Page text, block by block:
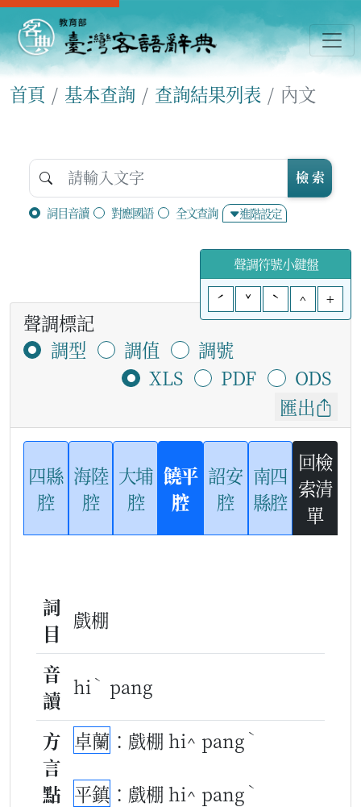
首頁 基本查詢 查詢結果列表 內文
詞目音讀 對應國語 全文查詢 進階設定
檢 索
聲調符號小鍵盤
ˊ
ˇ ˋ ^ +
聲調標記
調型
調值
調號
XLS
PDF
ODS
匯出
四縣
腔
海陸
腔
大埔
腔
饒平
腔
詔安
腔
南四
縣腔
回檢
索清
單
詞
目
戲棚
音
讀
hi ˋ pang
方
言
點
卓蘭 ：戲棚 hi^ pang ˋ
平鎮 ：戲棚 hi^ pang ˋ